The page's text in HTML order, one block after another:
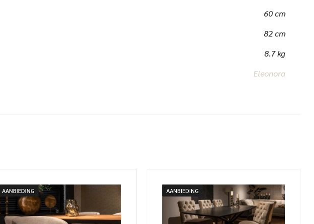
60 cm
82 cm
8.7 kg
Eleonora
AANBIEDING AANBIEDING